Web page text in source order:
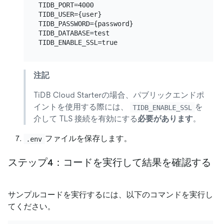
TIDB_PORT=4000
TIDB_USER={user}
TIDB_PASSWORD={password}
TIDB_DATABASE=test
TIDB_ENABLE_SSL=true
注記
TiDB Cloud Starterの場合、パブリックエンドポ
イントを使用する際には、
TIDB_ENABLE_SSL
を
介して TLS 接続を有効にする必要があります。
.env ファイルを保存します。
ステップ4：コードを実行して結果を確認する
サンプルコードを実行するには、以下のコマンドを実行し
てください。